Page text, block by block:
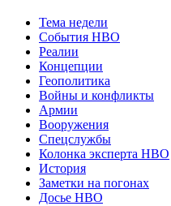
Тема недели
События НВО
Реалии
Концепции
Геополитика
Войны и конфликты
Армии
Вооружения
Спецслужбы
Колонка эксперта НВО
История
Заметки на погонах
Досье НВО